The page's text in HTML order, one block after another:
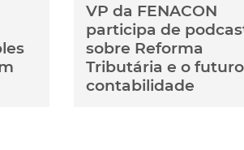
VP da FENACON
participa de
sobre Reforma
Tributária e o
contabilidade